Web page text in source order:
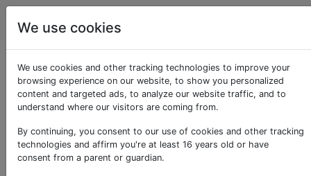
Programmierung
Effiziente stabile
Summe der
bestellten Nummern
We use cookies
We use cookies and other tracking technologies to improve your
browsing experience on our website, to show you personalized
content and targeted ads, to analyze our website traffic, and to
understand where our visitors are coming from.
By continuing, you consent to our use of cookies and other tracking
technologies and affirm you're at least 16 years old or have
consent from a parent or guardian.